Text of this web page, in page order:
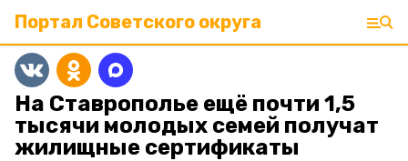
Портал Советского округа
На Ставрополье ещё почти 1,5
тысячи молодых семей получат
жилищные сертификаты